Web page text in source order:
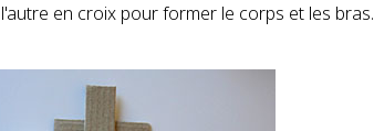
en croix pour former le corps et les bras.